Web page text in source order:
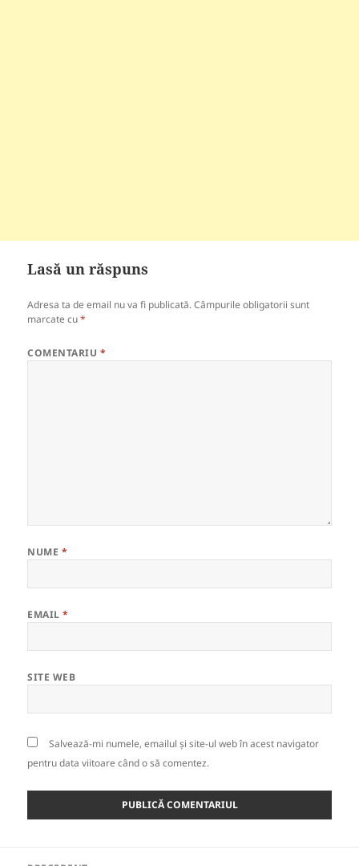
Lasă un răspuns
Adresa ta de email nu va fi publicată. Câmpurile obligatorii sunt
marcate cu*
COMENTARIU *
NUME *
EMAIL*
SITE WEB
Salvează-mi numele, emailul și site-ul web în acest navigator
pentru data viitoare când o să comentez.